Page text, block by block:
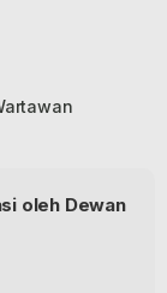
oleh Dewan